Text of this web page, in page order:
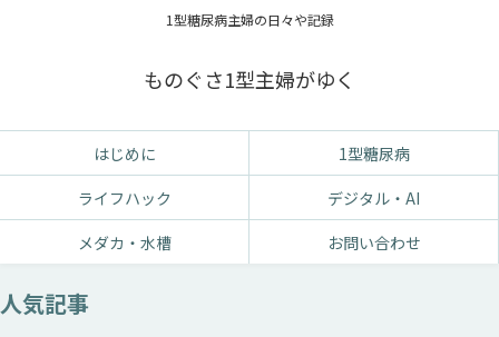
1型糖尿病主婦の日々や記録
ものぐさ1型主婦がゆく
はじめに
1型糖尿病
ライフハック
デジタル・AI
メダカ・水槽
お問い合わせ
人気記事